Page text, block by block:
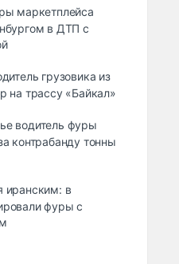
маркетплейса
в ДТП с
грузовика из
на трассу «Байкал»
водитель фуры
контрабанду тонны
иранским: в
фуры с